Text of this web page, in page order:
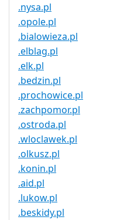
.nysa.pl
.opole.pl
.bialowieza.pl
.elblag.pl
.elk.pl
.bedzin.pl
.prochowice.pl
.zachpomor.pl
.ostroda.pl
.wloclawek.pl
.olkusz.pl
.konin.pl
.aid.pl
.lukow.pl
.beskidy.pl